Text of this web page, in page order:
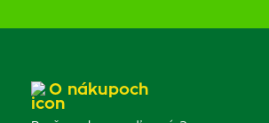
O nákupoch